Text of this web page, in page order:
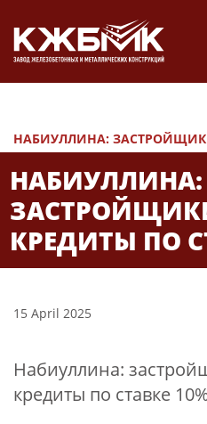
НАБИУЛЛИНА:
СТАВКЕ 10%
НАБИУЛЛИНА:
КРЕДИТЫ ПО
15 April 2025
Набиуллина:
кредиты по ставке